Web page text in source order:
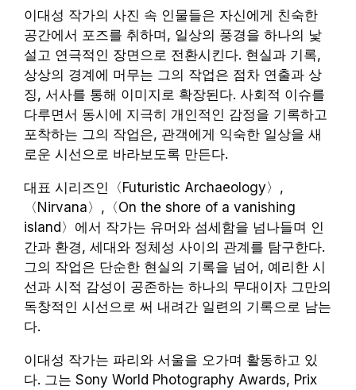
이대성 작가의 사진 속 인물들은 자신에게 친숙한
공간에서 포즈를 취하며, 일상의 풍경을 하나의 낯
설고 연극적인 장면으로 전환시킨다. 현실과 기록,
상상의 경계에 머무는 그의 작업은 점차 연출과 상
징, 서사를 통해 이미지로 확장된다. 사회적 이슈를
다루면서 동시에 지극히 개인적인 감정을 기록하고
포착하는 그의 작업은, 관객에게 익숙한 일상을 새
로운 시선으로 바라보도록 만든다.
대표 시리즈인〈Futuristic Archaeology〉,
〈Nirvana〉,〈On the shore of a vanishing
island〉에서 작가는 유머와 섬세함을 넘나들며 인
간과 환경, 세대와 정체성 사이의 관계를 탐구한다.
그의 작업은 단순한 현실의 기록을 넘어, 예리한 시
선과 시적 감성이 공존하는 하나의 무대이자 그만의
독창적인 시선으로 써 내려간 일련의 기록으로 남는
다.
이대성 작가는 파리와 서울을 오가며 활동하고 있
다. 그는 Sony World Photography Awards, Prix